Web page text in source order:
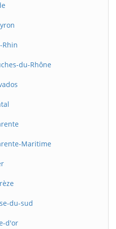
Rhin
du-Rhône
Maritime
du-sud
d'or